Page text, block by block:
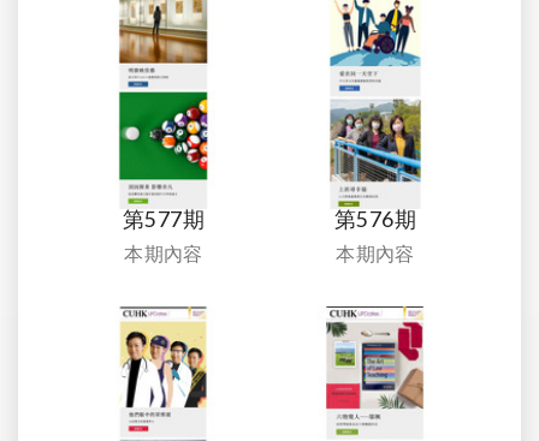
第577期
本期內容
第576期
本期內容